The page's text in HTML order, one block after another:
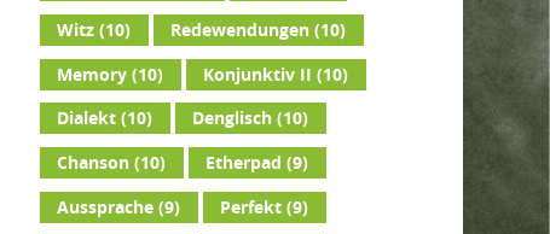
Witz (10) Redewendungen (10)
Memory (10) Konjunktiv II (10)
Dialekt (10) Denglisch (10)
Chanson (10) Etherpad (9)
Aussprache (9) Perfekt (9)